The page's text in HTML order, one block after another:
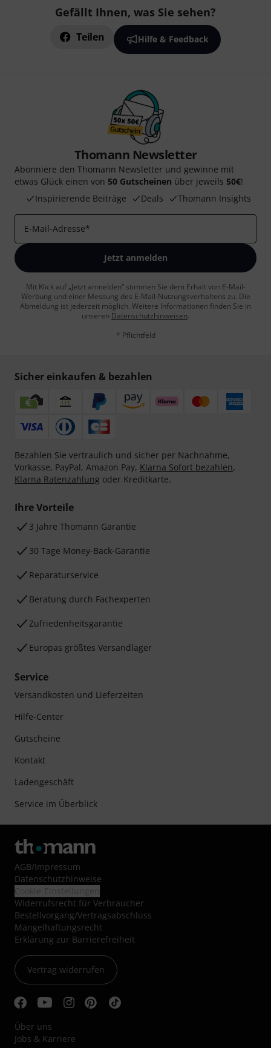
Gefällt Ihnen, was Sie sehen?
Teilen Hilfe & Feedback
Thomann Newsletter
Abonniere den Thomann Newsletter und gewinne mit
etwas Glück einen von 50 Gutscheinen über jeweils 50€!
Inspirierende Beiträge
Deals Thomann Insights
E-Mail-Adresse*
Jetzt anmelden
Mit Klick auf „Jetzt anmelden“ stimmen Sie dem Erhalt von E-Mail-
Werbung und einer Messung des E-Mail-Nutzungsverhaltens zu. Die
Abmeldung ist jederzeit möglich. Weitere Informationen finden Sie in
unseren Datenschutzhinweisen.
* Pflichtfeld
Sicher einkaufen & bezahlen
Bezahlen Sie vertraulich und sicher per Nachnahme,
Vorkasse, PayPal, Amazon Pay, Klarna Sofort bezahlen,
Klarna Ratenzahlung oder Kreditkarte.
Ihre Vorteile
3 Jahre Thomann Garantie
30 Tage Money-Back-Garantie
Reparaturservice
Beratung durch Fachexperten
Zufriedenheitsgarantie
Europas größtes Versandlager
Service
Versandkosten und Lieferzeiten
Hilfe-Center
Gutscheine
Kontakt
Ladengeschäft
Service im Überblick
AGB/Impressum
Datenschutzhinweise
Widerrufsrecht für Verbraucher
Bestellvorgang/Vertragsabschluss
Mängelhaftungsrecht
Erklärung zur Barrierefreiheit
Vertrag widerrufen
Über uns
Jobs & Karriere